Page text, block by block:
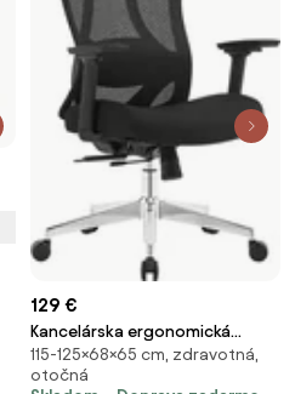
129 €
Kancelárska ergonomická
stolička Neoseat TIYA — čierna,
nosnosť 150 kg
115-125×68×65 cm, zdravotná,
otočná